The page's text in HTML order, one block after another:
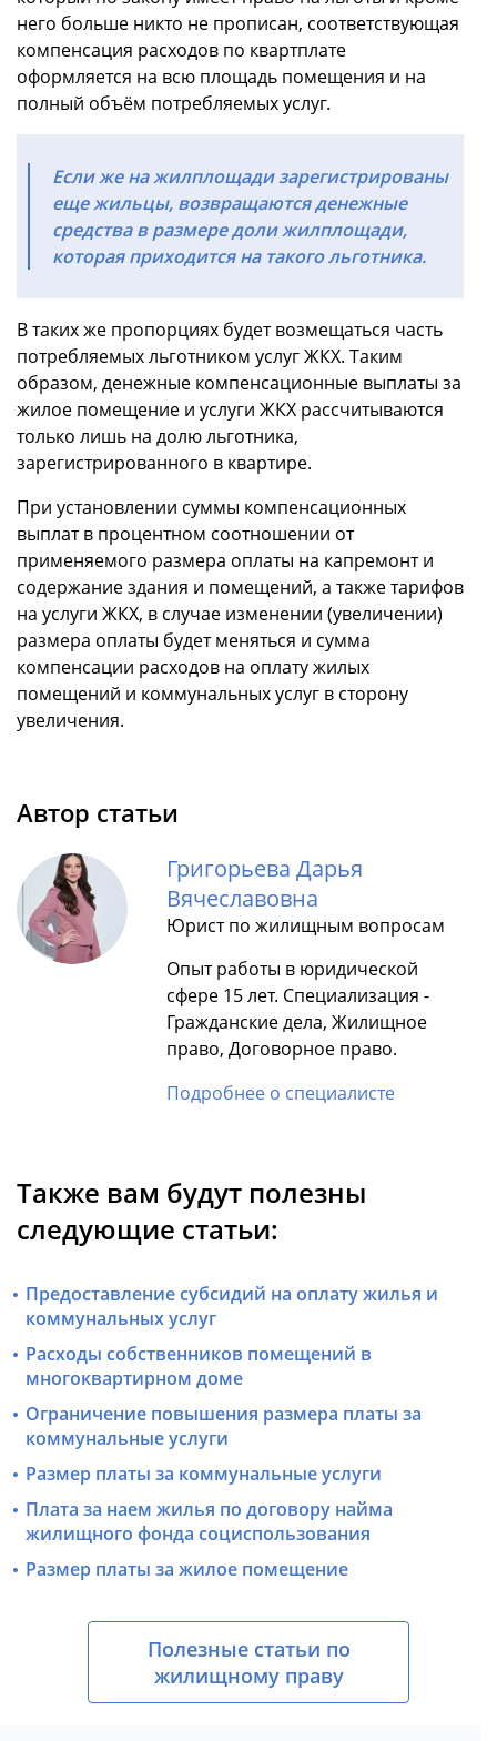
него больше никто не прописан, соответствующая
компенсация расходов по квартплате
оформляется на всю площадь помещения и на
полный объём потребляемых услуг.
Если же на жилплощади зарегистрированы
еще жильцы, возвращаются денежные
средства в размере доли жилплощади,
которая приходится на такого льготника.
В таких же пропорциях будет возмещаться часть
потребляемых льготником услуг ЖКХ. Таким
образом, денежные компенсационные выплаты за
жилое помещение и услуги ЖКХ рассчитываются
только лишь на долю льготника,
зарегистрированного в квартире.
При установлении суммы компенсационных
выплат в процентном соотношении от
применяемого размера оплаты на капремонт и
содержание здания и помещений, а также тарифов
на услуги ЖКХ, в случае изменении (увеличении)
размера оплаты будет меняться и сумма
компенсации расходов на оплату жилых
помещений и коммунальных услуг в сторону
увеличения.
Автор статьи
Григорьева Дарья
Вячеславовна
Юрист по жилищным вопросам
Опыт работы в юридической
сфере 15 лет. Специализация -
Гражданские дела, Жилищное
право, Договорное право.
Подробнее о специалисте
Также вам будут полезны
следующие статьи:
Предоставление субсидий на оплату жилья и
коммунальных услуг
Расходы собственников помещений в
многоквартирном доме
Ограничение повышения размера платы за
коммунальные услуги
Размер платы за коммунальные услуги
Плата за наем жилья по договору найма
жилищного фонда социспользования
Размер платы за жилое помещение
Полезные статьи по
жилищному праву